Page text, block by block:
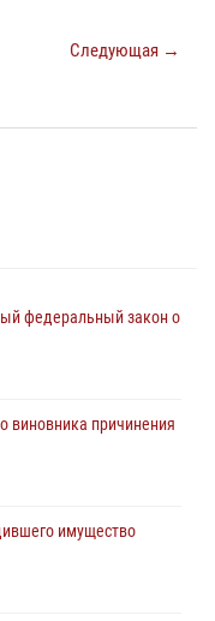
Следующая →
федеральный закон о
виновника причинения
имущество